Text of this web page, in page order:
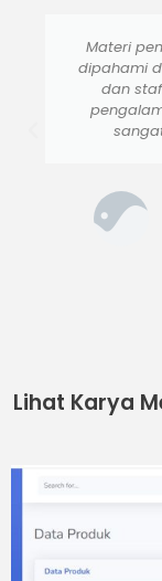
Suasana
dlm
beberapa
di
modul
Lihat Karya